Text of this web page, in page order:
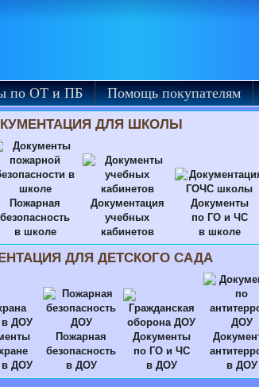
по ОТ и ПБ Помощь покупателям
ДЛЯ ШКОЛЫ
Пожарная
безопасность
в школе
Документация
учебных
кабинетов
Документы
по ГО и ЧС
в школе
ДЛЯ ДЕТСКОГО САДА
в ДОУ
Пожарная
безопасность
в ДОУ
Документы
по ГО и ЧС
в ДОУ
в ДОУ